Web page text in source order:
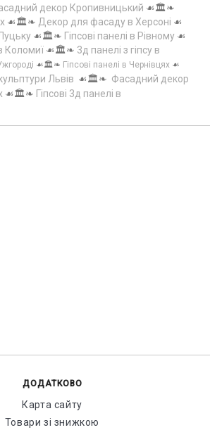
декор Кропивницький ☙🏛️❧
☙🏛️❧ Декор для фасаду в Херсоні ☙
☙🏛️❧ Гіпсові панелі в Рівному ☙
Коломиї ☙🏛️❧ 3д панелі з гіпсу в
☙🏛️❧ Гіпсові панелі в Чернівцях ☙
Львів ☙🏛️❧ Фасадний декор
☙🏛️❧ Гіпсові 3д панелі в
ДОДАТКОВО
Карта сайту
Товари зі знижкою